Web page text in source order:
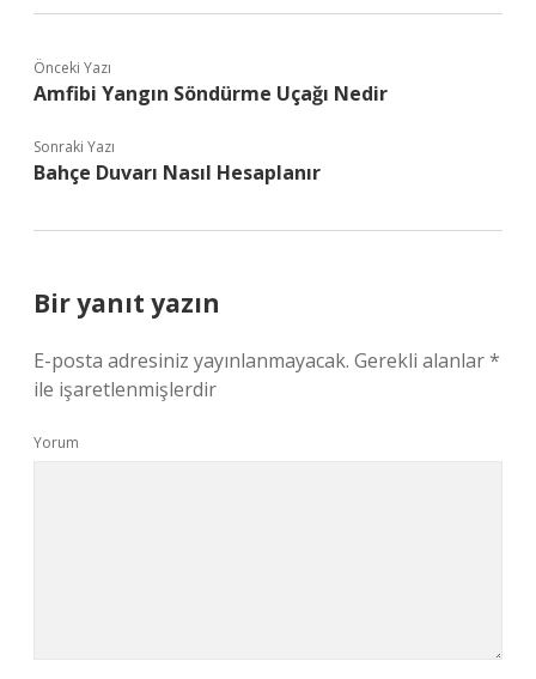
Önceki Yazı
Amfibi Yangın Söndürme Uçağı Nedir
Sonraki Yazı
Bahçe Duvarı Nasıl Hesaplanır
Bir yanıt yazın
E-posta adresiniz yayınlanmayacak. Gerekli alanlar*
ile işaretlenmişlerdir
Yorum